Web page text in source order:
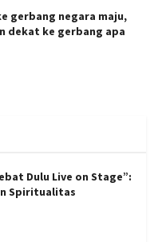
gerbang negara maju,
dekat ke gerbang apa
Dulu Live on Stage”:
Spiritualitas